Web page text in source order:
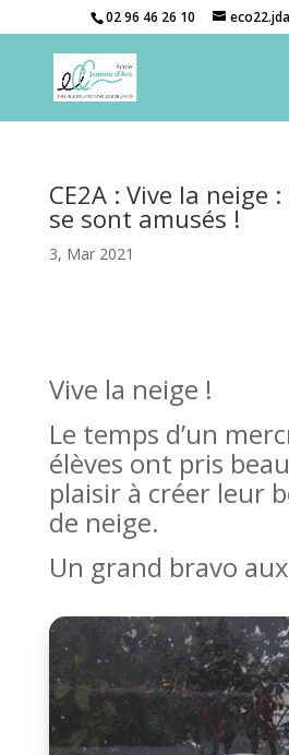
02 96 46 26 10
CE2A : Vive la neige
se sont amusés !
3, Mar 2021
Vive la neige !
Le temps d’un
élèves ont pris
plaisir à créer leur
de neige.
Un grand bravo